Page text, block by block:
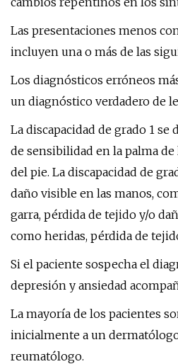
Las presentaciones menos
incluyen una o más de las
Los diagnósticos erróneos
un diagnóstico verdadero de
La discapacidad de grado 1
de sensibilidad en la palma
del pie. La discapacidad de
daño visible en las manos,
garra, pérdida de tejido y/o
como heridas, pérdida de
Si el paciente sospecha el
depresión y ansiedad
La mayoría de los pacientes
inicialmente a un
reumatólogo.